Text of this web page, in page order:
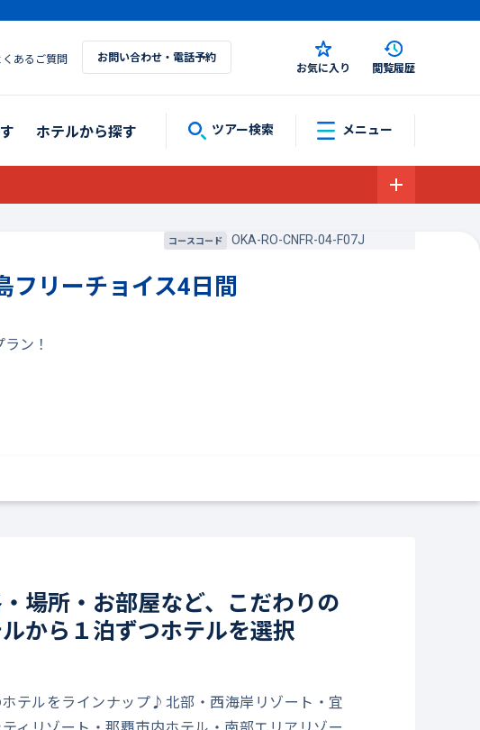
くあるご質問 お問い合わせ・電話予約
お気に入り 閲覧履歴
ホテルから探す ツアー検索 メニュー
コースコード
OKA-RO-CNFR-04-F07J
フリーチョイス4日間
ン！
場所・お部屋など、こだわりの
から１泊ずつホテルを選択
テルをラインナップ♪北部・西海岸リゾート・宜